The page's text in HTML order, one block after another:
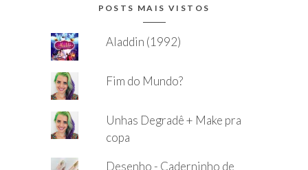
POSTS MAIS VISTOS
Aladdin (1992)
Fim do Mundo?
Unhas Degradê + Make pra
copa
Desenho - Caderninho de